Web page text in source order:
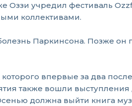
Оззи учредил фестиваль
коллективами.
Паркинсона. Позже он
впервые за два
также вошли
должна выйти книга